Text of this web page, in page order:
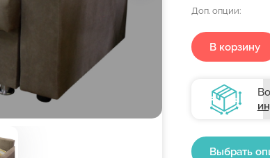
Доп. опции:
В корзину
Выбрать